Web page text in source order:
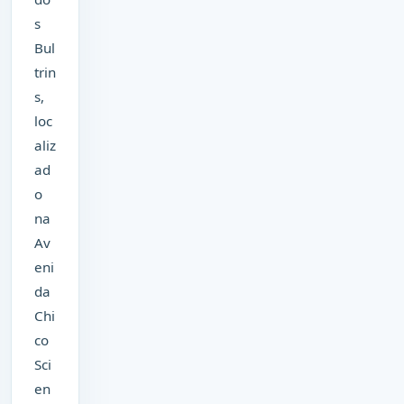
s
Bul
trin
s,
loc
aliz
ad
o
na
Av
eni
da
Chi
co
Sci
en